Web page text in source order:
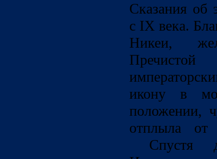
Сказания об
с IX века.
Никеи,
икону в
положении,
отплыла от
Спустя